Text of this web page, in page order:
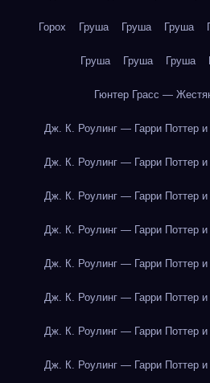
Горох Груша Груша Груша
Груша Груша Груша
Гюнтер Грасс —
Дж. К. Роулинг — Гарри Поттер
Дж. К. Роулинг — Гарри Поттер
Дж. К. Роулинг — Гарри Поттер
Дж. К. Роулинг — Гарри Поттер
Дж. К. Роулинг — Гарри Поттер
Дж. К. Роулинг — Гарри Поттер
Дж. К. Роулинг — Гарри Поттер
Дж. К. Роулинг — Гарри Поттер